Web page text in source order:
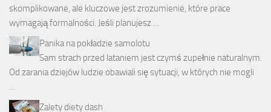
skomplikowane, ale kluczowe jest zrozumienie, które prace
wymagają formalności. Jeśli planujesz …
Panika na pokładzie samolotu
Sam strach przed lataniem jest czymś zupełnie naturalnym.
Od zarania dziejów ludzie obawiali się sytuacji, w których nie mogli
…
Zalety diety dash